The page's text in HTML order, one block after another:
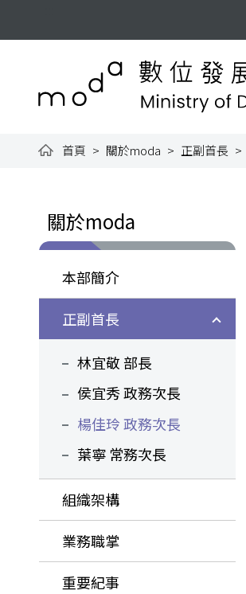
數位發展部全
首頁 關於moda 正副首長
關於moda
本部簡介
正副首長
林宜敬 部長
侯宜秀 政務次長
楊佳玲 政務次長
葉寧 常務次長
組織架構
業務職掌
重要紀事